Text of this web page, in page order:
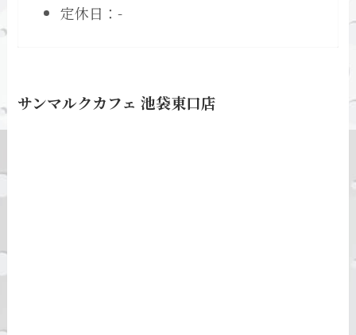
定休日：-
サンマルクカフェ 池袋東口店